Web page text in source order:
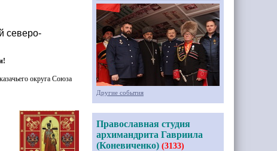
северо-
округа Союза
Другие события
Православная студия
архимандрита Гавриила
(Коневиченко) (3133)